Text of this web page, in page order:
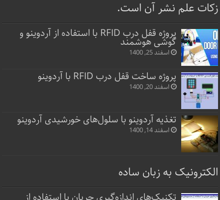
زکات علم نشر آن است.
پروژه قفل‌ درب RFID با استفاده از آردوینو و
گوشی هوشمند
اسفند 25, 1400
پروژه ساخت قفل‌ درب RFID با آردوینو
اسفند 20, 1400
تغذیه آردوینو با سلول‌های خورشیدی آردوینو
اسفند 14, 1400
الکترونیک به زبان ساده